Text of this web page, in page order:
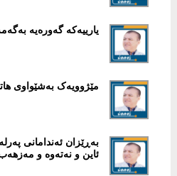
یارییەکە گەورەیە
مێژوویەک بەشێواوی
بەڕێزان ئەندامانی
ئاین و نەتەوە و